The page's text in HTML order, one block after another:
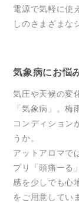
電源で気軽に使
しのさまざまな
気象病にお悩
気圧や天候の変
「気象病」。
コンディション
うか。
アットアロマで
プリ「頭痛ーる
感を少しでも心
をご用意してい